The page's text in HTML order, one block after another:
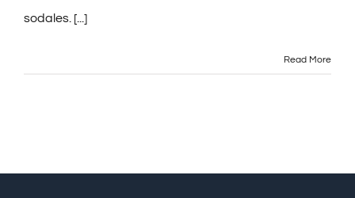
sodales. [...]
Read More